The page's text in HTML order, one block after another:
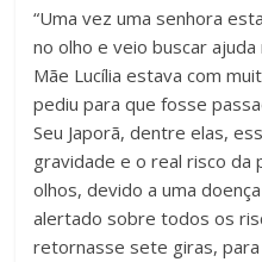
“Uma vez uma senhora
no olho e veio buscar
Mãe Lucília estava com
pediu para que fosse
Seu Japorã, dentre elas,
gravidade e o real risco da
olhos, devido a uma
alertado sobre todos os
retornasse sete giras,